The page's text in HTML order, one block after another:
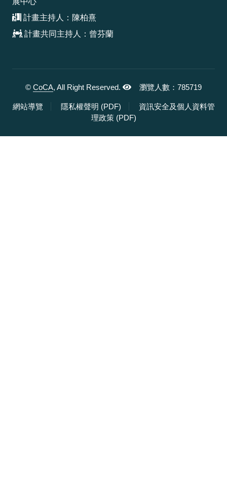
計畫主持人：陳柏熹
計畫共同主持人：曾芬蘭
© CoCA, All Right Reserved. 瀏覽人數：785719
網站導覽 隱私權聲明 (PDF)，另開新視窗
資訊安全及個人資料管
理政策 (PDF)，另開新視窗